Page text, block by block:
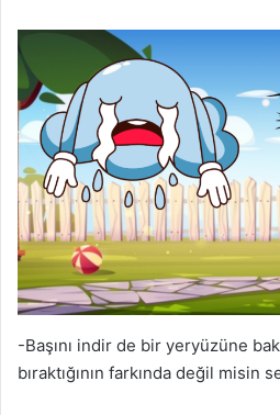
-Başını indir de bir yeryüzüne
bıraktığının farkında değil misin